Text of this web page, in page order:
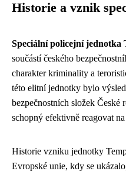
Historie a vznik
Speciální policejní jednotka
součástí českého
charakter kriminality a
této elitní jednotky bylo
bezpečnostních složek
schopný efektivně reagovat
Historie vzniku jednotky
Evropské unie, kdy se